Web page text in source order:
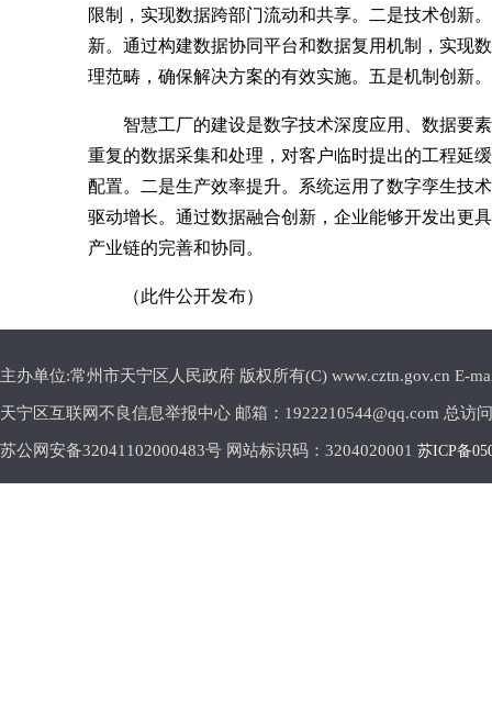
限制，实现数据跨部门流动和共享。二是技术创新
新。通过构建数据协同平台和数据复用机制，实现
理范畴，确保解决方案的有效实施。五是机制创新
智慧工厂的建设是数字技术深度应用、数据要
重复的数据采集和处理，对客户临时提出的工程延
配置。二是生产效率提升。系统运用了数字孪生技
驱动增长。通过数据融合创新，企业能够开发出更
产业链的完善和协同。
（此件公开发布）
主办单位:常州市天宁区人民政府 版权所有(C) www.cztn.gov.cn E-
天宁区互联网不良信息举报中心 邮箱：1922210544@qq.com 总访
苏公网安备32041102000483号 网站标识码：3204020001 苏ICP备